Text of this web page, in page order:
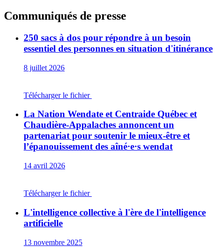
Communiqués de presse
250 sacs à dos pour répondre à un besoin
essentiel des personnes en situation d'itinérance
8 juillet 2026
Télécharger le fichier
La Nation Wendate et Centraide Québec et
Chaudière-Appalaches annoncent un
partenariat pour soutenir le mieux-être et
l’épanouissement des aîné·e·s wendat
14 avril 2026
Télécharger le fichier
L'intelligence collective à l'ère de l'intelligence
artificielle
13 novembre 2025